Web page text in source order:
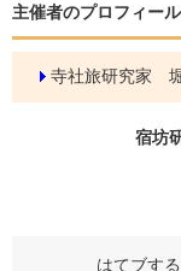
主催者のプロフィール
寺社旅研究家
宿坊